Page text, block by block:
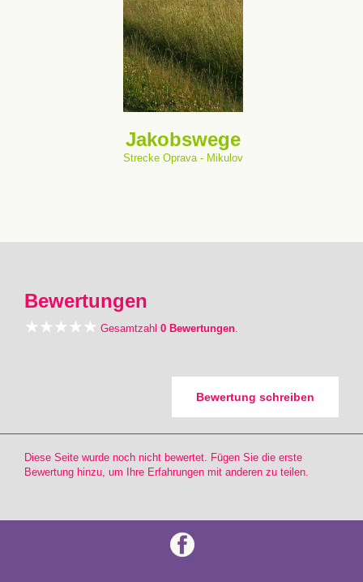
Jakobswege
Strecke Oprava - Mikulov
Bewertungen
Gesamtzahl 0 Bewertungen.
Bewertung schreiben
Diese Seite wurde noch nicht bewertet. Fügen Sie die erste
Bewertung hinzu, um Ihre Erfahrungen mit anderen zu teilen.